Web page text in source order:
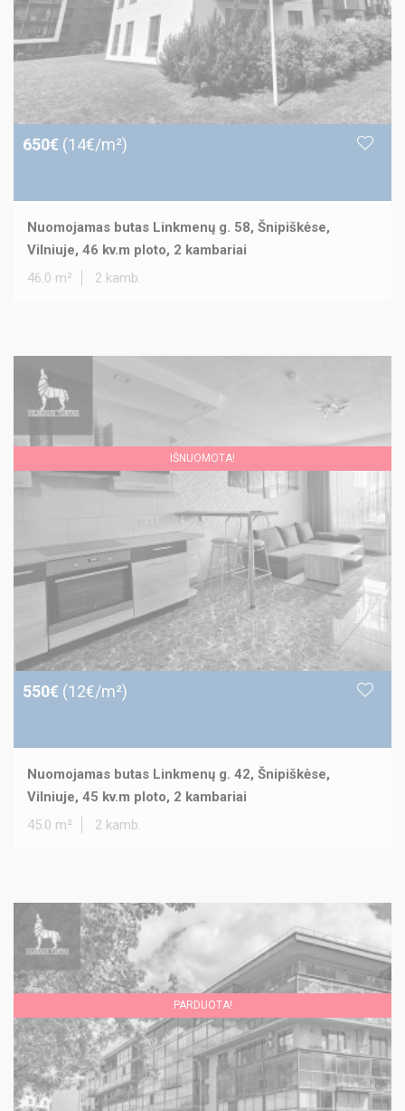
650€ (14€/m²)
Nuomojamas butas Linkmenų g. 58, Šnipiškėse,
Vilniuje, 46 kv.m ploto, 2 kambariai
46.0 m²
2 kamb.
IŠNUOMOTA!
550€ (12€/m²)
Nuomojamas butas Linkmenų g. 42, Šnipiškėse,
Vilniuje, 45 kv.m ploto, 2 kambariai
45.0 m²
2 kamb.
PARDUOTA!